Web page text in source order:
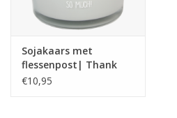
Sojakaars met
flessenpost| Thank
you so much | Amber's
€10,95